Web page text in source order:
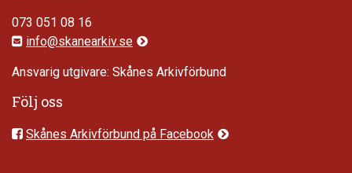
073 051 08 16
info@skanearkiv.se
Ansvarig utgivare: Skånes Arkivförbund
Följ oss
Skånes Arkivförbund på Facebook